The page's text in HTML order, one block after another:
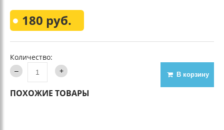
180 руб.
Количество:
В корзину
ПОХОЖИЕ ТОВАРЫ